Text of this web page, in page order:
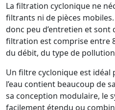
La filtration cyclonique ne
filtrants ni de pièces
donc peu d’entretien et sont
filtration est comprise entre
du débit, du type de
Un filtre cyclonique est idéal
l’eau contient beaucoup de
sa conception modulaire, le
facilement étendu ou